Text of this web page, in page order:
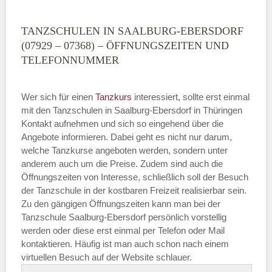
TANZSCHULEN IN SAALBURG-EBERSDORF
(07929 – 07368) – ÖFFNUNGSZEITEN UND
TELEFONNUMMER
Wer sich für einen Tanzkurs interessiert, sollte erst einmal
mit den Tanzschulen in Saalburg-Ebersdorf in Thüringen
Kontakt aufnehmen und sich so eingehend über die
Angebote informieren. Dabei geht es nicht nur darum,
welche Tanzkurse angeboten werden, sondern unter
anderem auch um die Preise. Zudem sind auch die
Öffnungszeiten von Interesse, schließlich soll der Besuch
der Tanzschule in der kostbaren Freizeit realisierbar sein.
Zu den gängigen Öffnungszeiten kann man bei der
Tanzschule Saalburg-Ebersdorf persönlich vorstellig
werden oder diese erst einmal per Telefon oder Mail
kontaktieren. Häufig ist man auch schon nach einem
virtuellen Besuch auf der Website schlauer.